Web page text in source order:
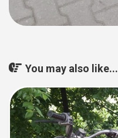
You may also like...